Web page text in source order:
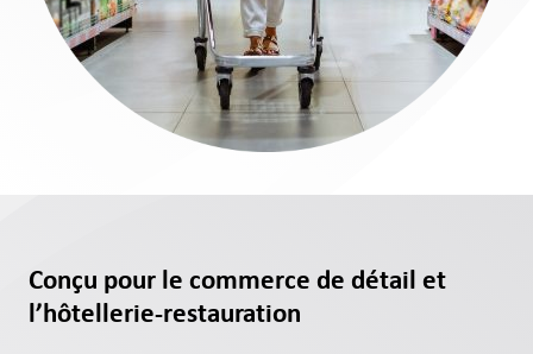
Conçu pour le commerce de détail et
l’hôtellerie-restauration